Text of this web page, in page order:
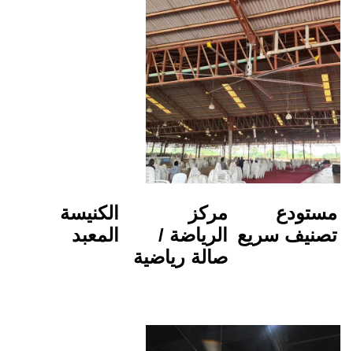
مركز
الرياضة /
الكنيسة
المعبد